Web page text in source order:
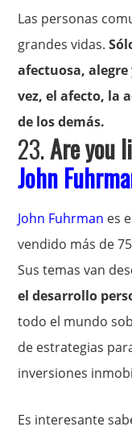
Las personas
grandes vidas.
afectuosa,
vez, el afecto, la
de los demás.
23.Are you
John
John Fuhrman es
vendido más de
Sus temas van
el desarrollo
todo el mundo
de estrategias
inversiones
Es interesante